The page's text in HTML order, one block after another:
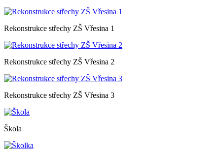
Rekonstrukce střechy ZŠ Vřesina 1
Rekonstrukce střechy ZŠ Vřesina 2
Rekonstrukce střechy ZŠ Vřesina 3
Škola